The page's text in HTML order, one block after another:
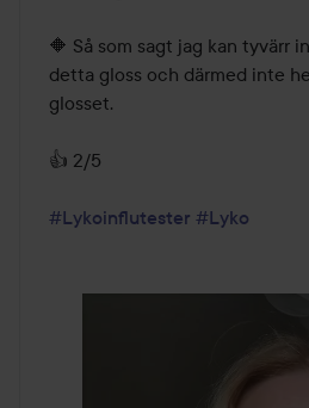
🔶 Så som sagt jag kan tyvärr
detta gloss och därmed inte
glosset.
👍 2/5
#Lykoinflutester #Lyko